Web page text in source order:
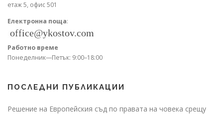
етаж 5, офис 501
Електронна поща:
Работно време
Понеделник—Петък: 9:00–18:00
ПОСЛЕДНИ ПУБЛИКАЦИИ
Решение на Европейския съд по правата на човека срещу